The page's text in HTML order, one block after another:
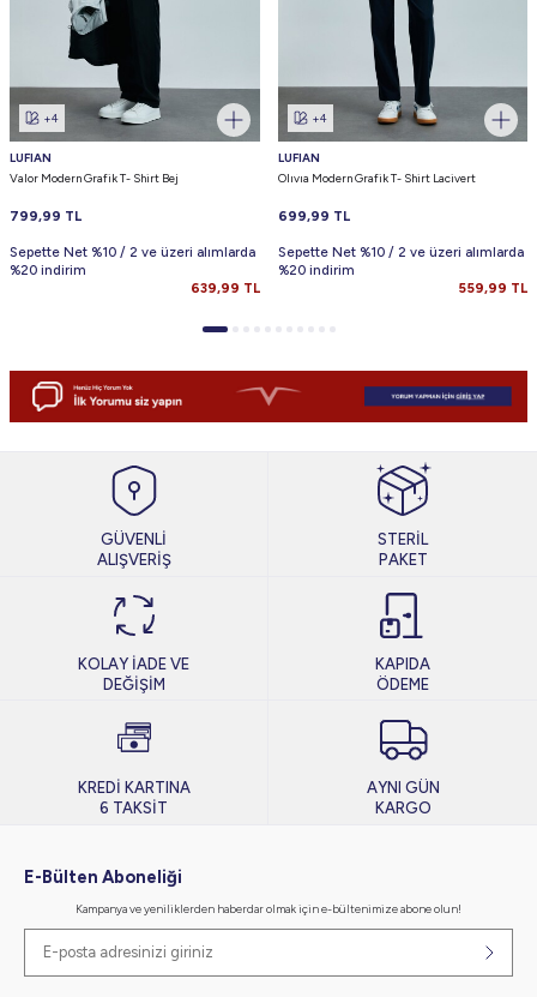
+4
LUFIAN
Valor Modern Grafik T- Shirt Bej
799,99 TL
Sepette Net %10 / 2 ve üzeri alımlarda
%20 indirim
639,99 TL
+4
LUFIAN
Olıvıa Modern Grafik T- Shirt Lacivert
699,99 TL
Sepette Net %10 / 2 ve üzeri alımlarda
%20 indirim
559,99 TL
GÜVENLİ
ALIŞVERİŞ
STERİL
PAKET
KOLAY İADE VE
DEĞİŞİM
KAPIDA
ÖDEME
KREDİ KARTINA
6 TAKSİT
AYNI GÜN
KARGO
E-Bülten Aboneliği
Kampanya ve yeniliklerden haberdar olmak için e-bültenimize abone olun!